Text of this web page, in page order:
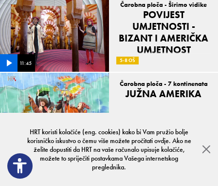
11:45
Čarobna ploča - Širimo vidike
POVIJEST
UMJETNOSTI -
BIZANT I AMERIČKA
UMJETNOST
5-8 OŠ
15:25
Čarobna ploča - 7 kontinenata
JUŽNA AMERIKA
1-4 OŠ 5-8 OŠ
HRT koristi kolačiće (eng. cookies) kako bi Vam pružio bolje
korisničko iskustvo o čemu više možete pročitatiovdje. Ako ne
želite dopustiti da HRT na vaše računalo upisuje kolačiće,
možete to spriječiti postavkama Vašega internetskog
preglednika.